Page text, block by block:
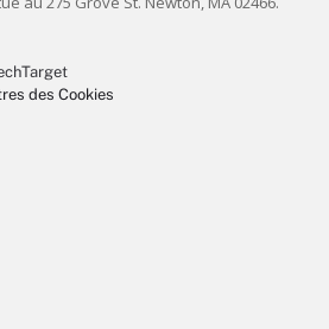
des Cookies